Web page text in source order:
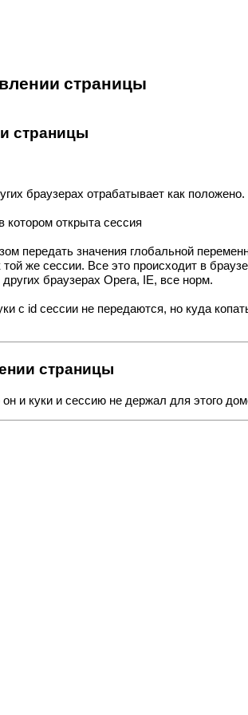
страницы
страницы
браузерах отрабатывает как положено.
котором открыта сессия
передать значения глобальной
же сессии. Все это происходит в
браузерах Opera, IE, все норм.
с id сессии не передаются, но куда
страницы
и куки и сессию не держал для этого